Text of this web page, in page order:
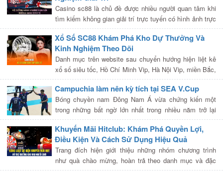
Casino sc88 là chủ đề được nhiều người quan tâm khi
tìm kiếm không gian giải trí trực tuyến có hình ảnh trực
quan và nhiều lựa chọn bàn chơi. Dữ liệu do website tự
giới […]
Xổ Số SC88 Khám Phá Kho Dự Thưởng Và
Kinh Nghiệm Theo Dõi
Danh mục trên website sau chuyển hướng hiện liệt kê
xổ số siêu tốc, Hồ Chí Minh Vip, Hà Nội Vip, miền Bắc,
miền Nam, miền Trung, Lotto và Mega 6/45. Tuy nhiên,
người dùng […]
Campuchia làm nên kỳ tích tại SEA V.Cup
Bóng chuyền nam Đông Nam Á vừa chứng kiến một
trong những bất ngờ lớn nhất trong nhiều năm trở lại
đây khi tuyển Campuchia xuất sắc đánh bại Indonesia
để giành chức vô địch […]
Khuyến Mãi Hitclub: Khám Phá Quyền Lợi,
Điều Kiện Và Cách Sử Dụng Hiệu Quả
Trang đích hiện giới thiệu những nhóm chương trình
như quà chào mừng, hoàn trả theo danh mục và đặc